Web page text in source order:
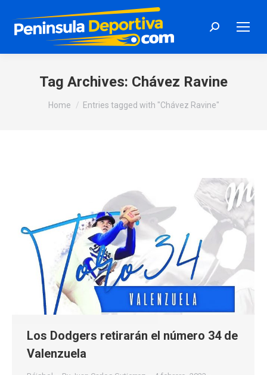
Search:
Tag Archives: Chávez Ravine
You are here:
Home Entries tagged with "Chávez Ravine"
Los Dodgers retirarán el número 34 de
Valenzuela